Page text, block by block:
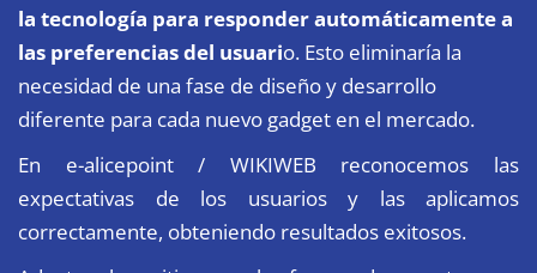
la tecnología para responder automáticamente a
las preferencias del usuario. Esto eliminaría la
necesidad de una fase de diseño y desarrollo
diferente para cada nuevo gadget en el mercado.
En e-alicepoint / WIKIWEB reconocemos las
expectativas de los usuarios y las aplicamos
correctamente, obteniendo resultados exitosos.